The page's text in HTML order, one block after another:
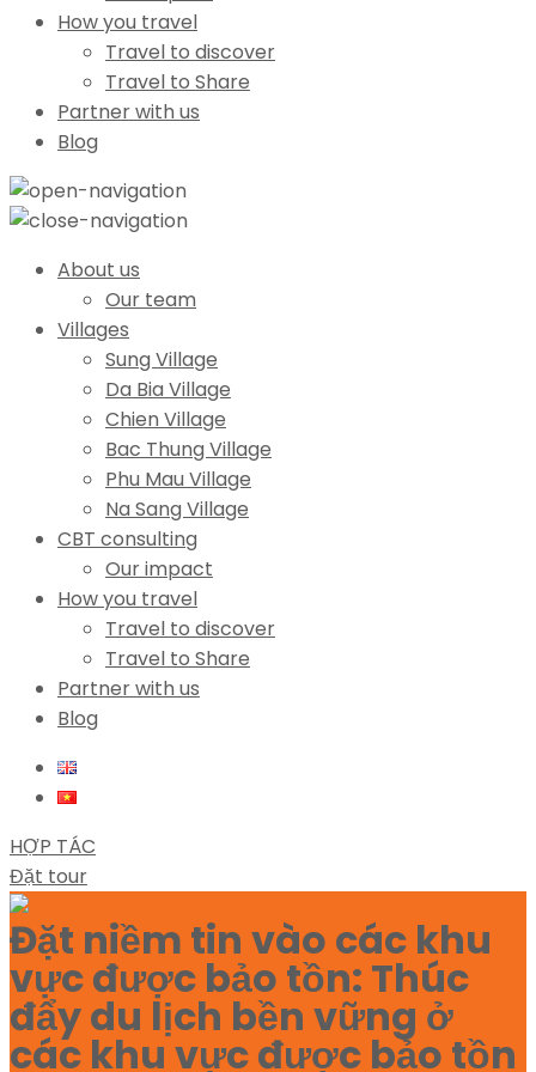
How you travel
Travel to discover
Travel to Share
Partner with us
Blog
About us
Our team
Villages
Sung Village
Da Bia Village
Chien Village
Bac Thung Village
Phu Mau Village
Na Sang Village
CBT consulting
Our impact
How you travel
Travel to discover
Travel to Share
Partner with us
Blog
HỢP TÁC
Đặt tour
Đặt niềm tin vào các khu
vực được bảo tồn: Thúc
đẩy du lịch bền vững ở
các khu vực được bảo tồn